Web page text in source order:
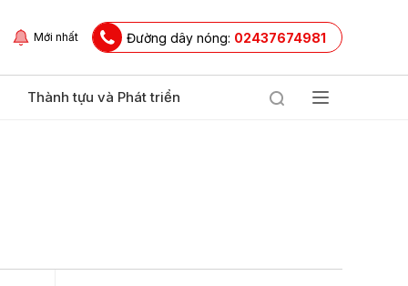
Mới nhất Đường dây nóng: 02437674981
Thành tựu và Phát triển